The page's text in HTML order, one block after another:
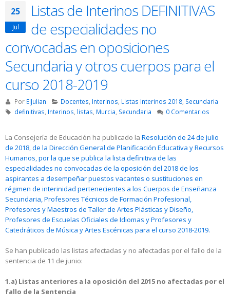
25
Jul
Listas de Interinos DEFINITIVAS
de especialidades no
convocadas en oposiciones
Secundaria y otros cuerpos para el
curso 2018-2019
Por ElJulian Docentes Interinos Listas Interinos 2018 Secundaria
definitivas Interinos listas Murcia Secundaria 0 Comentarios
La Consejería de Educación ha publicado la Resolución de 24 de julio
de 2018, de la Dirección General de Planificación Educativa y Recursos
Humanos, por la que se publica la lista definitiva de las
especialidades no convocadas de la oposición del 2018 de los
aspirantes a desempeñar puestos vacantes o sustituciones en
régimen de interinidad pertenecientes a los Cuerpos de Enseñanza
Secundaria, Profesores Técnicos de Formación Profesional,
Profesores y Maestros de Taller de Artes Plásticas y Diseño,
Profesores de Escuelas Oficiales de Idiomas y Profesores y
Catedráticos de Música y Artes Escénicas para el curso 2018-2019.
Se han publicado las listas afectadas y no afectadas por el fallo de la
sentencia de 11 de junio:
1.a) Listas anteriores a la oposición del 2015 no afectadas por el
fallo de la Sentencia